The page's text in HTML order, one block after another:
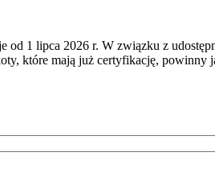
1 lipca 2026 r. W związku z
które mają już certyfikację, powinny